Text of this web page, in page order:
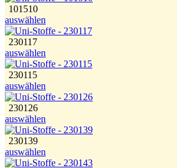
101510
auswählen
230117
auswählen
230115
auswählen
230126
auswählen
230139
auswählen